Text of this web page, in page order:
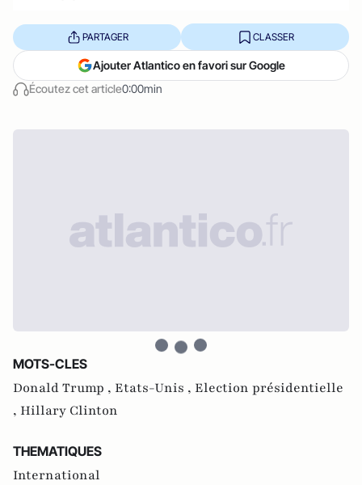
Écoutez cet article0:00min
PARTAGER CLASSER
Ajouter Atlantico en favori sur Google
MOTS-CLES
Donald Trump , Etats-Unis , Election présidentielle
, Hillary Clinton
THEMATIQUES
International